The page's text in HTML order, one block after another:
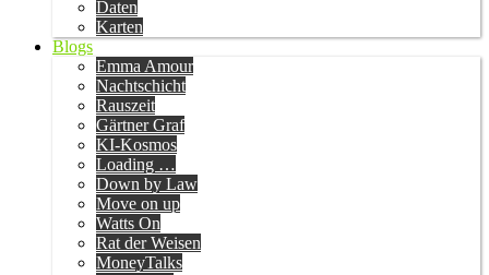
Daten
Karten
Blogs
Emma Amour
Nachtschicht
Rauszeit
Gärtner Graf
KI-Kosmos
Loading …
Down by Law
Move on up
Watts On
Rat der Weisen
MoneyTalks